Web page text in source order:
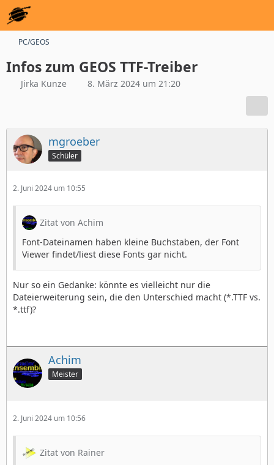
PC/GEOS
Infos zum GEOS TTF-Treiber
Jirka Kunze 8. März 2024 um 21:20
mgroeber
Schüler
2. Juni 2024 um 10:55
Zitat von Achim
Font-Dateinamen haben kleine Buchstaben, der Font
Viewer findet/liest diese Fonts gar nicht.
Nur so ein Gedanke: könnte es vielleicht nur die
Dateierweiterung sein, die den Unterschied macht (*.TTF vs.
*.ttf)?
Achim
Meister
2. Juni 2024 um 10:56
Zitat von Rainer